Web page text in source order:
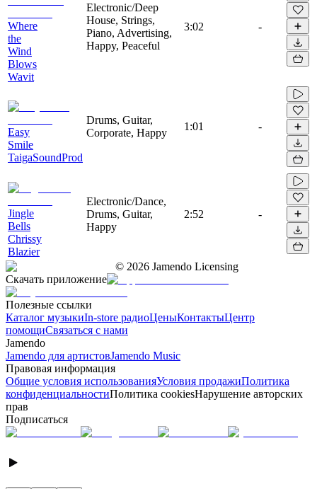
Where
the
Wind
Blows
Wavit
Electronic/Deep
House, Strings,
Piano, Advertising,
Happy, Peaceful
3:02 -
Easy
Smile
TaigaSoundProd
Drums, Guitar,
Corporate, Happy
1:01 -
Jingle
Bells
Chrissy
Blazier
Electronic/Dance,
Drums, Guitar,
Happy
2:52 -
© 2026 Jamendo Licensing
Скачать приложение
Полезные ссылки
Каталог музыкиIn-store радиоЦеныКонтактыЦентр
помощиСвязаться с нами
Jamendo
Jamendo для артистовJamendo Music
Правовая информация
Общие условия использованияУсловия продажиПолитика
конфиденциальностиПолитика cookiesНарушение авторских
прав
Подписаться